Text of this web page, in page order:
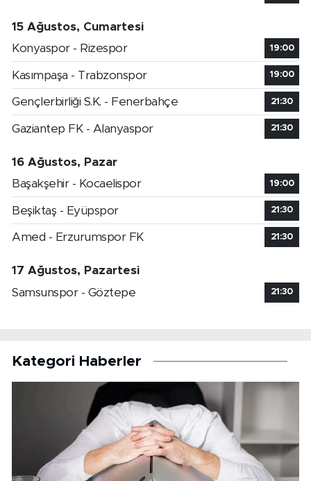
15 Ağustos, Cumartesi
Konyaspor - Rizespor
19:00
Kasımpaşa - Trabzonspor 19:00
Gençlerbirliği S.K. - Fenerbahçe 21:30
Gaziantep FK - Alanyaspor 21:30
16 Ağustos, Pazar
Başakşehir - Kocaelispor
19:00
Beşiktaş - Eyüpspor 21:30
Amed - Erzurumspor FK 21:30
17 Ağustos, Pazartesi
Samsunspor - Göztepe
21:30
Kategori Haberler